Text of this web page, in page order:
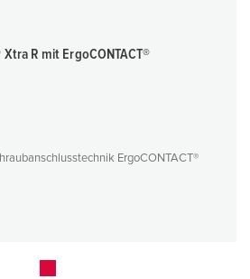
R mit ErgoCONTACT®
ErgoCONTACT®